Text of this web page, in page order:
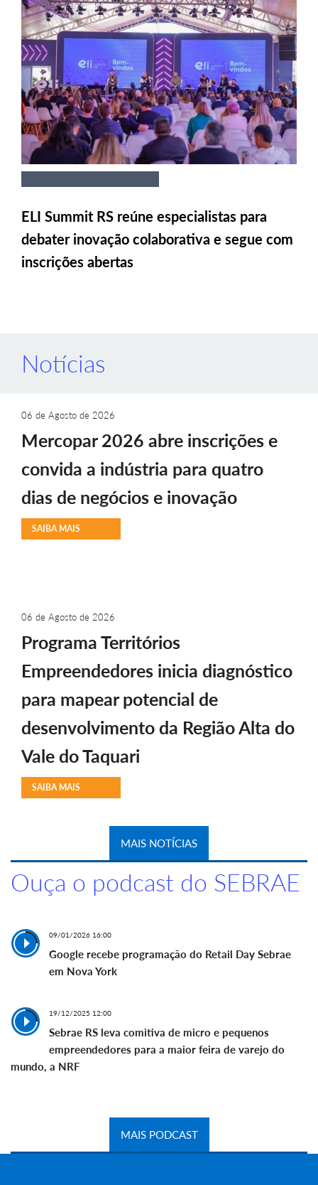
ELI Summit RS reúne especialistas para
debater inovação colaborativa e segue com
inscrições abertas
Notícias
06 de Agosto de 2026
Mercopar 2026 abre inscrições e
convida a indústria para quatro
dias de negócios e inovação
SAIBA MAIS
06 de Agosto de 2026
Programa Territórios
Empreendedores inicia diagnóstico
para mapear potencial de
desenvolvimento da Região Alta do
Vale do Taquari
SAIBA MAIS
MAIS NOTÍCIAS
Ouça o podcast do SEBRAE
09/01/2026 16:00
Google recebe programação do Retail Day Sebrae
em Nova York
19/12/2025 12:00
Sebrae RS leva comitiva de micro e pequenos
empreendedores para a maior feira de varejo do
mundo, a NRF
MAIS PODCAST